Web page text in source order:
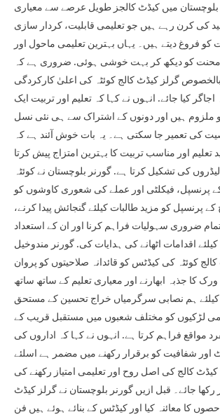
بلوچستان میں کیڈٹ کالجز طویل عرصے سے معیاری
کی کرن رہے ہیں جو تعلیمی قابلیت، کردار سازی
کو فروغ دیتے ہیں۔ یہاں بہترین تعلیمی ماحول اور
محنت کو دیکھ کر بہت خوشی ہوئی. ضروری ہے کہ
گرلز کیڈٹ کالج کوئٹہ کی اعلیٰ کارکردگی
کیا جائے. انہوں نے کہا کہ تعلیم اور تربیت ایک
و ملزوم ہیں اور دونوں کے اشتراک سے ہی نئی نسل
کی تعمیر جا سکتی ہے۔ یہ بات خوش آئند ہے کہ
تعلیم اور مناسب تربیت کا بہترین امتزاج پیش کرتا
کی تشکیل کرتا ہے. گورنر بلوچستان نے کوئٹہ
پرنسپل، فیکلٹی اور عملے کی شعوری کاوشوں کو
کے پرنسپل کو مزید طالبات کیلئے گنجائش پیدا کرنے،
ضروری سہولیات فراہم کرنا اور ان کے استعداد
اقدامات اٹھانے کی ہدایات کی. گورنر مندوخیل
کوئٹہ کی کیڈٹس کو قائدانہ صلاحیتوں کو پروان
ورک کا جذبہ ابھارنے اور معیاری تعلیم کے ساتھ ساتھ
ہم نصابی سرگرمیاں خراج تحسین کے مستحق
لڑکیوں کو مختلف شعبوں میں مستقبل قریب کے
مواقع فراہم کرتا ہے. انہوں نے کہا کہ اداروں کی
اور شفافیت کو برقرار رکھنے میں مضمر ہے اسلئے
کالج کی اصل روح اور تعلیمی امتیاز رکھنے کی
رکھا جائے۔ قبل ازیں گورنر بلوچستان نے گرلز کیڈٹ
کا معائنہ کیا اور کیڈٹس کے بنائے ہوئے ہیں فن